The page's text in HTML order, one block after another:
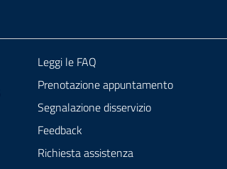
Leggi le FAQ
Prenotazione appuntamento
Segnalazione disservizio
Feedback
Richiesta assistenza